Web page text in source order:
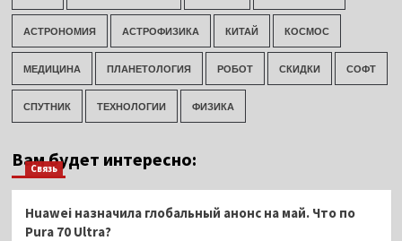
АСТРОНОМИЯ АСТРОФИЗИКА КИТАЙ КОСМОС
МЕДИЦИНА ПЛАНЕТОЛОГИЯ РОБОТ СКИДКИ СОФТ
СПУТНИК ТЕХНОЛОГИИ ФИЗИКА
Вам будет интересно:
Связь
Huawei назначила глобальный анонс на май. Что по
Pura 70 Ultra?